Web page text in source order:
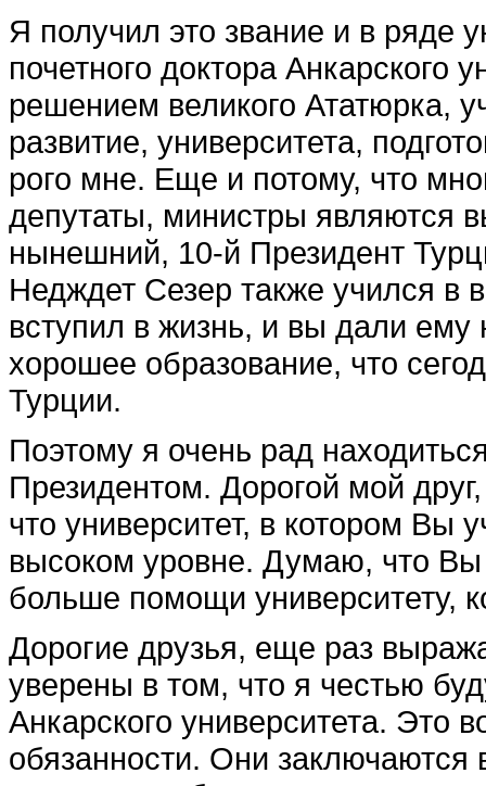
Я получил это звание и в ряде
почетного доктора Анкарского
решением вели­кого Ататюрка,
разви­тие, университета,
рого мне. Еще и потому, что
депутаты, министры являются
нынешний, 10-й Президент
Недждет Сезер также учился в
вступил в жизнь, и вы дали ему
хорошее образование, что
Турции.
Поэтому я очень рад
Президентом. Доро­гой мой
что университет, в котором Вы
высоком уровне. Думаю, что Вы
больше помощи университету,
Дорогие друзья, еще раз
уверены в том, что я честью
Анкарского университета. Это
обязанности. Они